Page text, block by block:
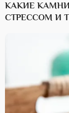
КАКИЕ
СТРЕССОМ И